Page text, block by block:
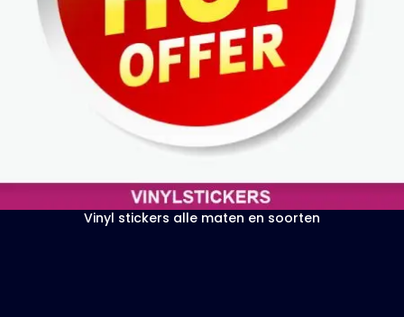
Vinyl stickers alle maten en soorten